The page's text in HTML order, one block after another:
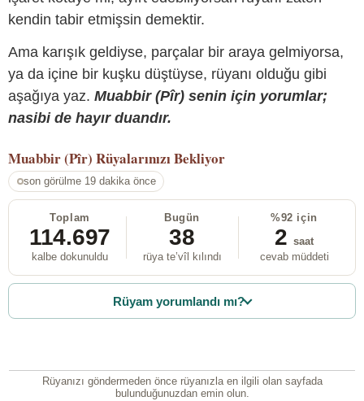
kendin tabir etmişsin demektir.
Ama karışık geldiyse, parçalar bir araya gelmiyorsa,
ya da içine bir kuşku düştüyse, rüyanı olduğu gibi
aşağıya yaz. Muabbir (Pîr) senin için yorumlar;
nasibi de hayır duandır.
Muabbir (Pîr) Rüyalarınızı Bekliyor
son görülme 19 dakika önce
Toplam
114.697
kalbe dokunuldu
Bugün
38
rüya te’vîl kılındı
%92 için
2 saat
cevab müddeti
Rüyam yorumlandı mı?
Rüyanızı göndermeden önce rüyanızla en ilgili olan sayfada
bulunduğunuzdan emin olun.